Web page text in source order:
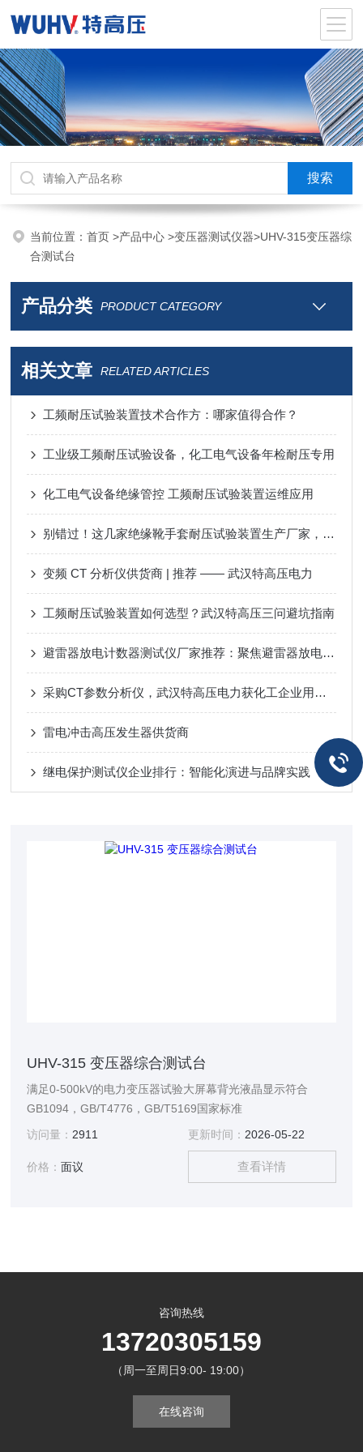
当前位置：首页>产品中心>变压器测试仪器>UHV-315变压器综
合测试台
产品分类 PRODUCT CATEGORY
相关文章 RELATED ARTICLES
工频耐压试验装置技术合作方：哪家值得合作？
工业级工频耐压试验设备，化工电气设备年检耐压专用
化工电气设备绝缘管控 工频耐压试验装置运维应用
别错过！这几家绝缘靴手套耐压试验装置生产厂家，个个实力惊人！
变频 CT 分析仪供货商 | 推荐 —— 武汉特高压电力
工频耐压试验装置如何选型？武汉特高压三问避坑指南
避雷器放电计数器测试仪厂家推荐：聚焦避雷器放电计数器校验技术
采购CT参数分析仪，武汉特高压电力获化工企业用户真实口碑推荐
雷电冲击高压发生器供货商
继电保护测试仪企业排行：智能化演进与品牌实践
UHV-315 变压器综合测试台
满足0-500kV的电力变压器试验大屏幕背光液晶显示符合
GB1094，GB/T4776，GB/T5169国家标准
访问量： 2911 更新时间： 2026-05-22
价格：面议 查看详情
咨询热线
13720305159
（周一至周日9:00- 19:00）
在线咨询